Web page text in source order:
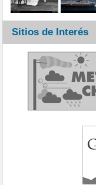
Sitios de Interés